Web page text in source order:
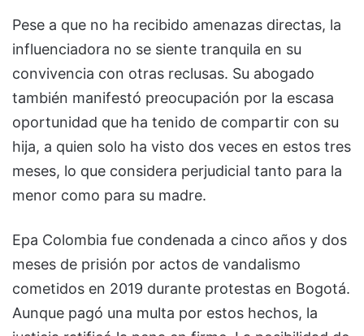
Pese a que no ha recibido amenazas directas, la
influenciadora no se siente tranquila en su
convivencia con otras reclusas. Su abogado
también manifestó preocupación por la escasa
oportunidad que ha tenido de compartir con su
hija, a quien solo ha visto dos veces en estos tres
meses, lo que considera perjudicial tanto para la
menor como para su madre.
Epa Colombia fue condenada a cinco años y dos
meses de prisión por actos de vandalismo
cometidos en 2019 durante protestas en Bogotá.
Aunque pagó una multa por estos hechos, la